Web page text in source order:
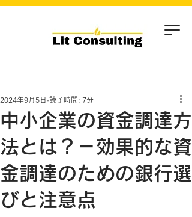
中小企業の資金調達方
法とは？－効果的な資
金調達のための銀行選
びと注意点
2024年9月5日 読了時間: 7分